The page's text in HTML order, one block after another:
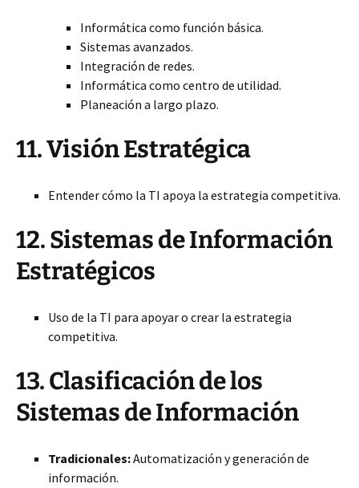
Informática como función básica.
Sistemas avanzados.
Integración de redes.
Informática como centro de utilidad.
Planeación a largo plazo.
11. Visión Estratégica
Entender cómo la TI apoya la estrategia competitiva.
12. Sistemas de Información
Estratégicos
Uso de la TI para apoyar o crear la estrategia
competitiva.
13. Clasificación de los
Sistemas de Información
Tradicionales:Automatización y generación de
información.